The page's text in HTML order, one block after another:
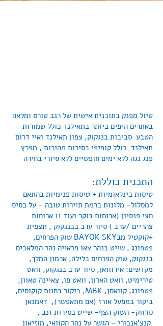
טיול מפנק בתוכנית אישית של רגב טורס ומלאה
באתרים היפים ביותר בתאילנד כולל שמורות
הטבע סביבות בנגקוק, צפון תאילנד ואיי דרום
תאילנד כולל קופיפי בסירות מהירות , מפרץ
פנג נגה ללא ימים חופשיים ללא סיורי בחירה
התכנית כוללת:
טיסות בינלאומיות + טיסות פנימיות בהתאם
למסלול- מלונות ברמת תיירות טובה - על בסיס
חצי פנסיון (ארוחות בוקר ועוד 11 ארוחות
צהריים /ערב ) סיור ערב בבנגקוק , תצפית
+קוקטיל מבBAYOK SKY שוק הפרחים,
פטפונג , שייט בנהר צאו פראייה נהר המלאכים
בנגקוק, שוק הפרחים בלילה, ארמון המלך,
מקדשים: אירווואן, סיור ערב בנגקוק, וואט
טירימיט, וואט הארון, וואט פו, צאיינה טאוון,
פטפונג, קוואסן, MBK, ביקור בחוות קוקוסים,
ביקור במפעל אורז (אם מתאפשר), דאמנאן
סדווק- השוק הצף- שייט בסירות זנב ,
קנצ'אנבורי – הגשר על נהר הקוואי, מוזיאון